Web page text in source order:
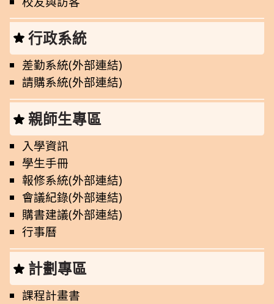
行政系統
差勤系統(外部連結)
請購系統(外部連結)
親師生專區
入學資訊
學生手冊
報修系統(外部連結)
會議紀錄(外部連結)
購書建議(外部連結)
行事曆
計劃專區
課程計畫書